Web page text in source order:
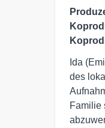
Ida
des
Familie